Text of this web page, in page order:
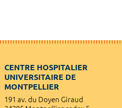
CENTRE HOSPITALIER
UNIVERSITAIRE DE
MONTPELLIER
191 av. du Doyen Giraud